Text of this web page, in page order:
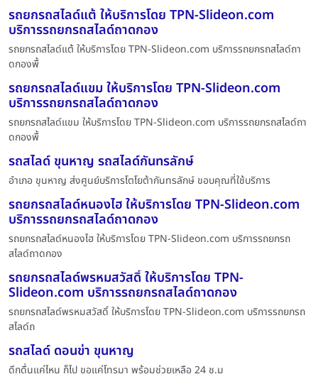
รถยกรถสไลด์แต้ ให้บริการโดย TPN-Slideon.com
บริการรถยกรถสไลด์ถาดกอง
รถยกรถสไลด์แต้ ให้บริการโดย TPN-Slideon.com บริการรถยกรถสไลด์ถา
ดกองพื้
รถยกรถสไลด์แขม ให้บริการโดย TPN-Slideon.com
บริการรถยกรถสไลด์ถาดกอง
รถยกรถสไลด์แขม ให้บริการโดย TPN-Slideon.com บริการรถยกรถสไลด์ถา
ดกองพื้
รถสไลด์ ขุนหาญ รถสไลด์กันทรลักษ์
อำเภอ ขุนหาญ ส่งศูนย์บริการโตโยต้ากันทรลักษ์ ขอบคุณที่ใช้บริการ
รถยกรถสไลด์หนองไฮ ให้บริการโดย TPN-Slideon.com
บริการรถยกรถสไลด์ถาดกอง
รถยกรถสไลด์หนองไฮ ให้บริการโดย TPN-Slideon.com บริการรถยกรถ
สไลด์ถาดกอง
รถยกรถสไลด์พรหมสวัสดิ์ ให้บริการโดย TPN-
Slideon.com บริการรถยกรถสไลด์ถาดกอง
รถยกรถสไลด์พรหมสวัสดิ์ ให้บริการโดย TPN-Slideon.com บริการรถยกรถ
สไลด์ถ
รถสไลด์ ดอนข่า ขุนหาญ
ดึกดื่นแค่ไหน ก็ไป ขอแค่โทรมา พร้อมช่วยเหลือ 24 ช.ม